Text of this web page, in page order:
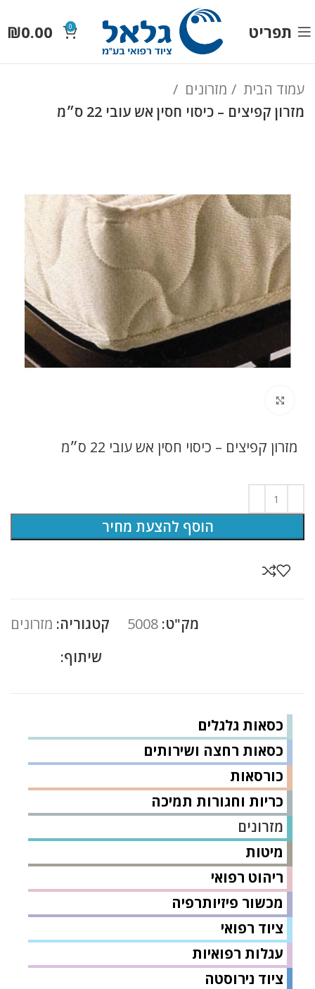
תפריט 0
₪0.00
עמוד הבית
מזרונים
מזרון קפיצים – כיסוי חסין אש עובי 22 ס״מ
כסאות גלגלים
כסאות רחצה ושירותים
כורסאות
כריות וחגורות תמיכה
מזרונים
מיטות
ריהוט רפואי
מכשור פיזיותרפיה
ציוד רפואי
עגלות רפואיות
ציוד נירוסטה
מזרון קפיצים – כיסוי חסין אש עובי 22 ס״מ
הוסף להצעת מחיר
מק"ט: 5008 קטגוריה: מזרונים
שיתוף: